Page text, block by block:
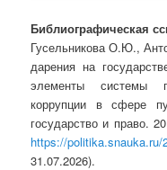
Библиографическая
Гусельникова О.Ю.,
дарения на
элементы системы
коррупции в сфере
государство и право.
https://politika.snauka.ru/
31.07.2026).